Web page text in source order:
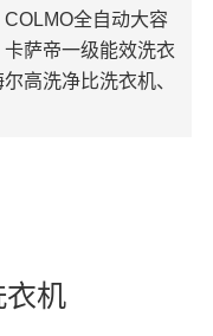
全自动大容
萨帝一级能效洗衣
高洗净比洗衣机、
衣机